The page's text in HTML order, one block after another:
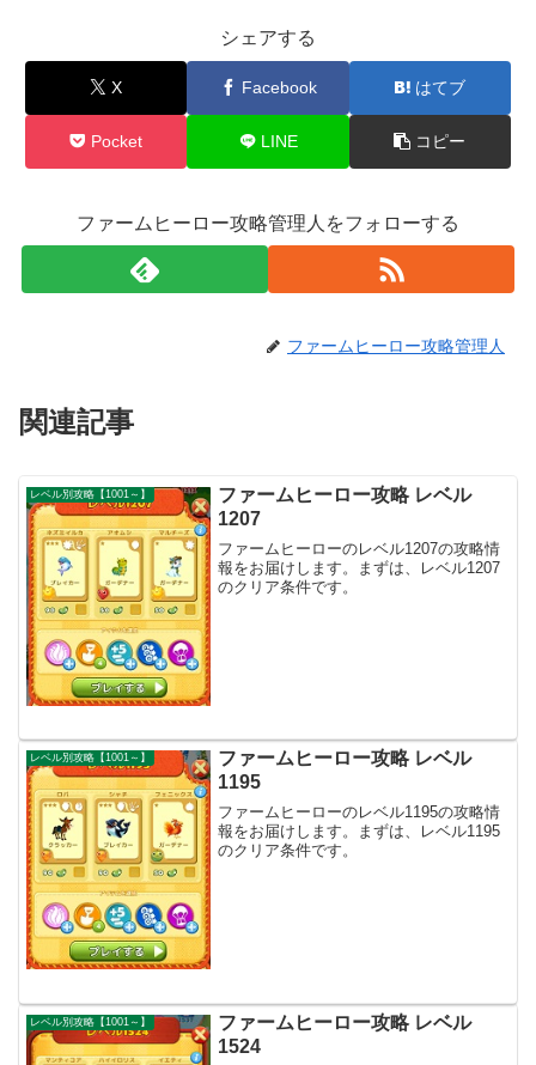
シェアする
X Facebook はてブ
Pocket LINE コピー
ファームヒーロー攻略管理人をフォローする
ファームヒーロー攻略管理人
関連記事
レベル別攻略【1001～】
ファームヒーロー攻略 レベル
1207
ファームヒーローのレベル1207の攻略情
報をお届けします。まずは、レベル1207
のクリア条件です。
レベル別攻略【1001～】
ファームヒーロー攻略 レベル
1195
ファームヒーローのレベル1195の攻略情
報をお届けします。まずは、レベル1195
のクリア条件です。
レベル別攻略【1001～】
ファームヒーロー攻略 レベル
1524